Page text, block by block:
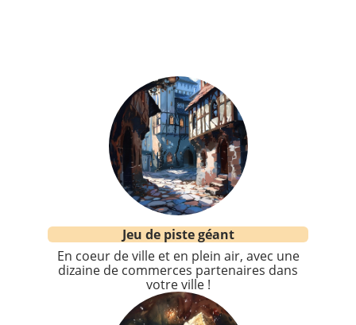
Jeu de piste géant
En coeur de ville et en plein air, avec une
dizaine de commerces partenaires dans
votre ville !